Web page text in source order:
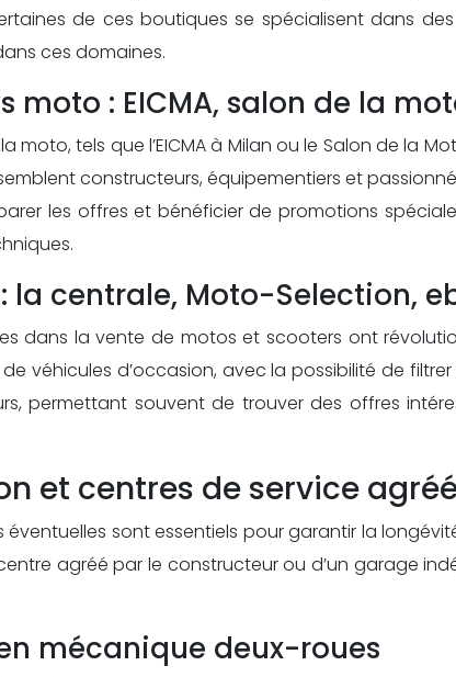
de ces boutiques se spécialisent dans
ces domaines.
moto : EICMA, salon de la
moto, tels que l’EICMA à Milan ou le Salon de la
constructeurs, équipementiers et
les offres et bénéficier de promotions
la centrale, Moto-Selection,
dans la vente de motos et scooters ont
véhicules d’occasion, avec la possibilité de
permettant souvent de trouver des offres
et centres de service
éventuelles sont essentiels pour garantir la
centre agréé par le constructeur ou d’un
mécanique deux-roues